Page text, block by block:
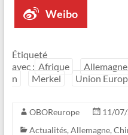
Weibo
Étiqueté
avec : Afrique Allemagne
n
Merkel Union
OBOReurope
11/
Actualités, Allemagne,